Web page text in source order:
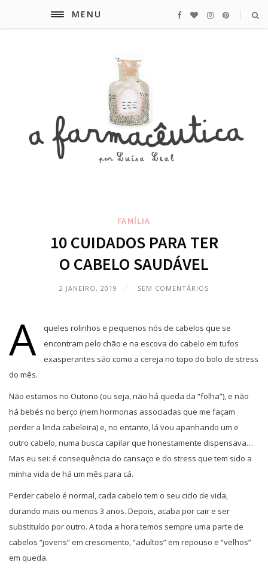
MENU
FAMÍLIA
10 CUIDADOS PARA TER
O CABELO SAUDÁVEL
2 JANEIRO, 2019 SEM COMENTÁRIOS
A
queles rolinhos e pequenos nós de cabelos que se
encontram pelo chão e na escova do cabelo em tufos
exasperantes são como a cereja no topo do bolo de stress
do mês.
Não estamos no Outono (ou seja, não há queda da “folha”), e não
há bebés no berço (nem hormonas associadas que me façam
perder a linda cabeleira) e, no entanto, lá vou apanhando um e
outro cabelo, numa busca capilar que honestamente dispensava…
Mas eu sei: é consequência do cansaço e do stress que tem sido a
minha vida de há um mês para cá.
Perder cabelo é normal, cada cabelo tem o seu ciclo de vida,
durando mais ou menos 3 anos. Depois, acaba por cair e ser
substituído por outro. A toda a hora temos sempre uma parte de
cabelos “jovens” em crescimento, “adultos” em repouso e “velhos”
em queda.